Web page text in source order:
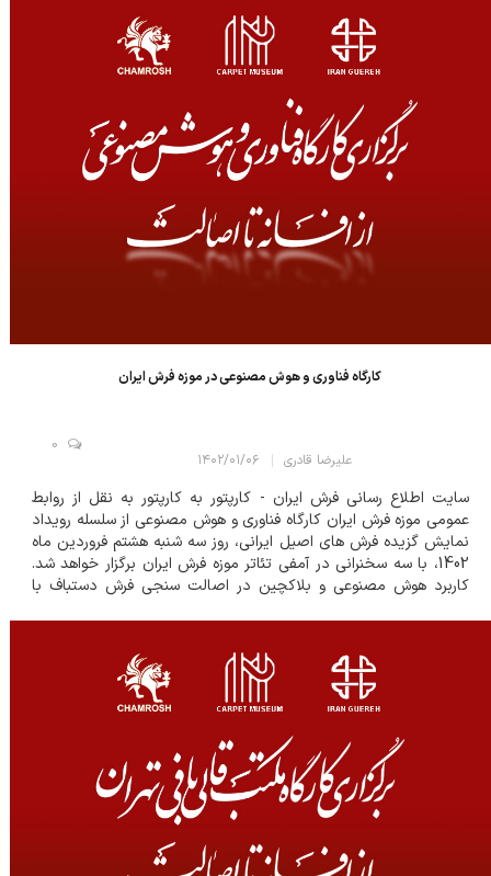
کارگاه فناوری و هوش مصنوعی در موزه فرش ایران
علیرضا قادری ۱۴۰۲/۰۱/۰۶
0
سایت اطلاع رسانی فرش ایران - کارپتور به کارپتور به نقل از روابط
عمومی موزه فرش ایران کارگاه فناوری و هوش مصنوعی از سلسله رویداد
نمایش گزیده فرش های اصیل ایرانی، روز سه شنبه هشتم فروردین ماه
1402، با سه سخنرانی در آمفی تئاتر موزه فرش ایران برگزار خواهد شد.
کاربرد هوش مصنوعی و بلاکچین در اصالت سنجی فرش دستباف با